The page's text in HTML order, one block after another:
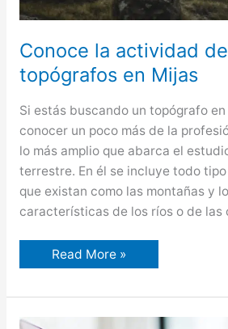
Conoce la actividad
topógrafos en Mijas
Si estás buscando un topógrafo
conocer un poco más de la
lo más amplio que abarca el
terrestre. En él se incluye todo
que existan como las montañas y
características de los ríos o de las
Conoce
la
los
topógrafos
Read More »